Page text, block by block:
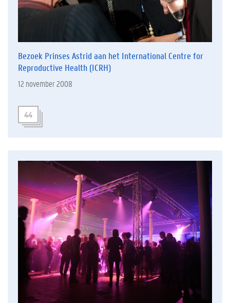
Bezoek Prinses Astrid aan het International Centre for
Reproductive Health (ICRH)
12 november 2008
44